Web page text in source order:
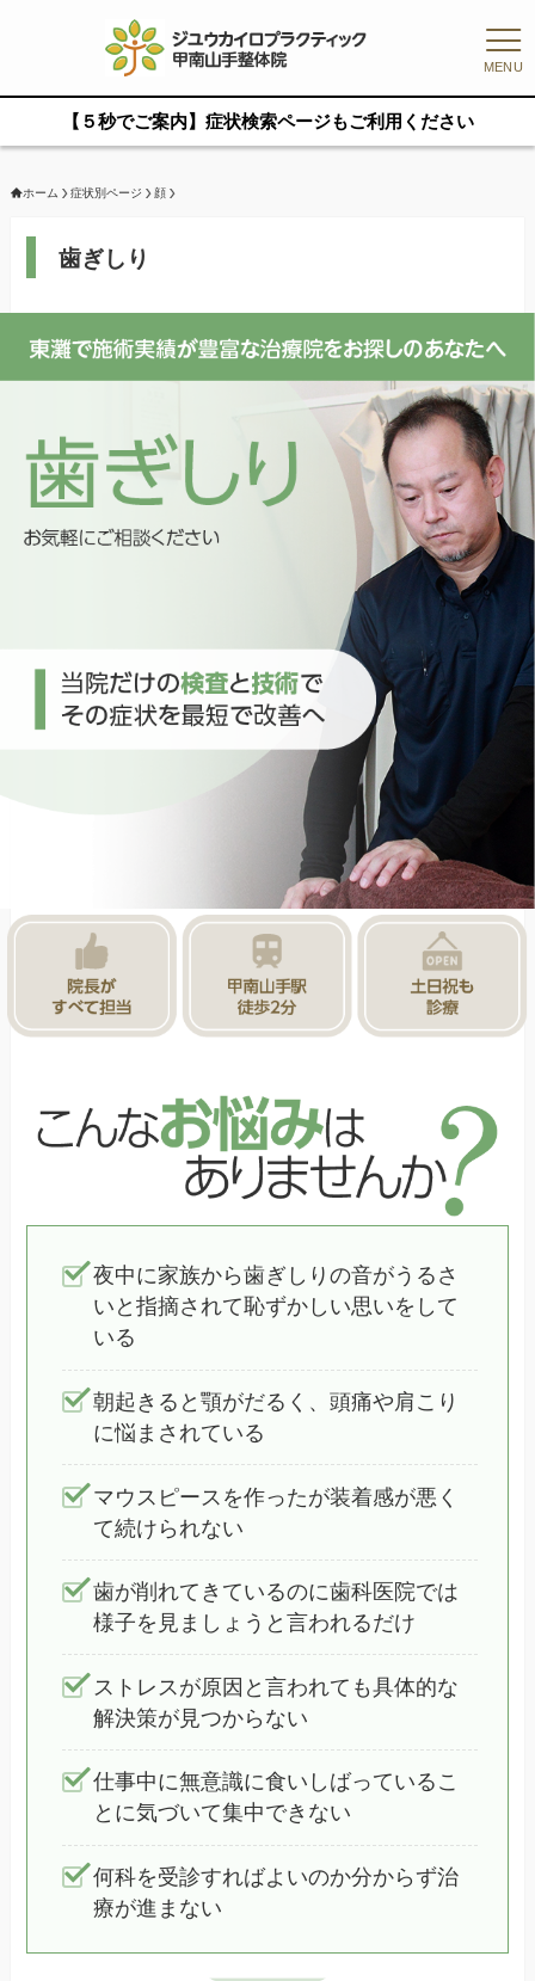
MENU
【５秒でご案内】症状検索ページもご利用ください
ホーム 症状別ページ 顔
歯ぎしり
夜中に家族から歯ぎしりの音がうるさ
いと指摘されて恥ずかしい思いをして
いる
朝起きると顎がだるく、頭痛や肩こり
に悩まされている
マウスピースを作ったが装着感が悪く
て続けられない
歯が削れてきているのに歯科医院では
様子を見ましょうと言われるだけ
ストレスが原因と言われても具体的な
解決策が見つからない
仕事中に無意識に食いしばっているこ
とに気づいて集中できない
何科を受診すればよいのか分からず治
療が進まない